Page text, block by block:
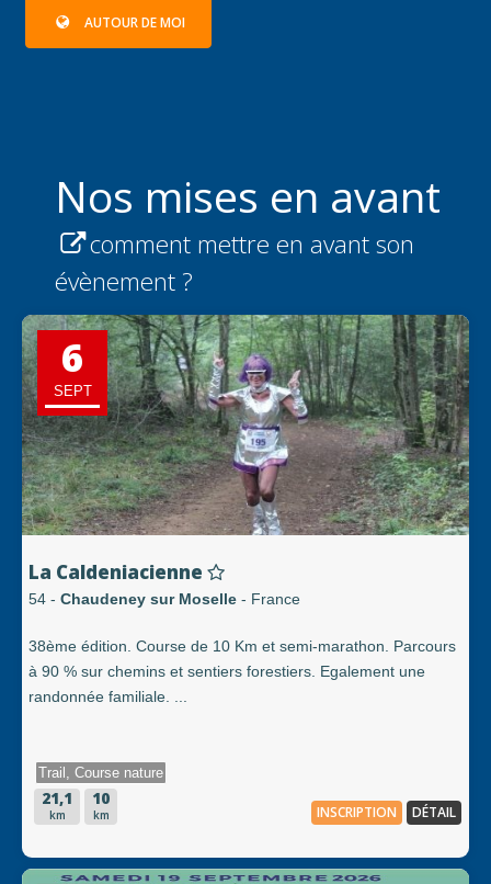
AUTOUR DE MOI
Nos mises en avant
comment mettre en avant son
évènement ?
6
SEPT
La Caldeniacienne
54 - Chaudeney sur Moselle - France
38ème édition. Course de 10 Km et semi-marathon. Parcours
à 90 % sur chemins et sentiers forestiers. Egalement une
randonnée familiale. ...
Trail, Course nature
21,1
km
10
km INSCRIPTION DÉTAIL